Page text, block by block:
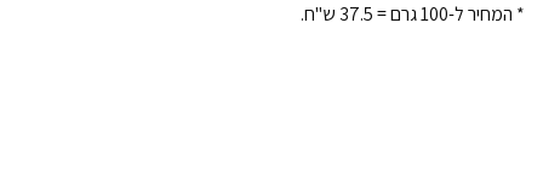
* המחיר ל-100 גרם = 37.5 ש"ח.